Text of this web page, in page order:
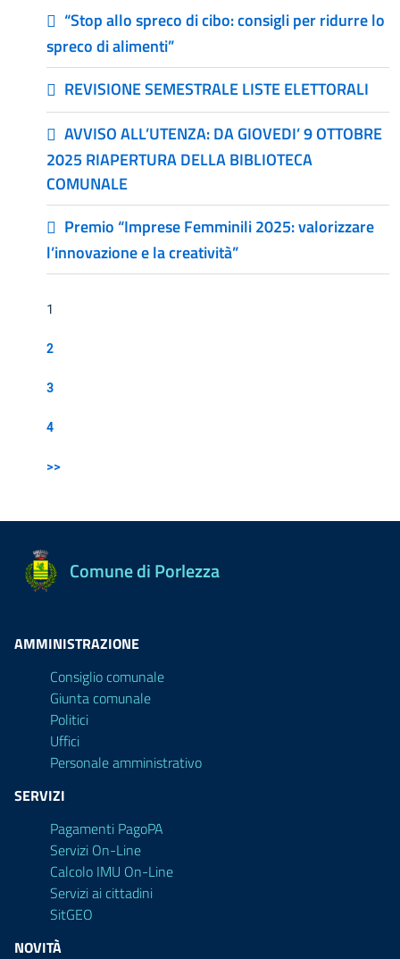
“Stop allo spreco di cibo: consigli per ridurre lo
spreco di alimenti”
REVISIONE SEMESTRALE LISTE ELETTORALI
AVVISO ALL’UTENZA: DA GIOVEDI’ 9 OTTOBRE
2025 RIAPERTURA DELLA BIBLIOTECA
COMUNALE
Premio “Imprese Femminili 2025: valorizzare
l’innovazione e la creatività”
1
2
3
4
>>
Comune di Porlezza
AMMINISTRAZIONE
Consiglio comunale
Giunta comunale
Politici
Uffici
Personale amministrativo
SERVIZI
Pagamenti PagoPA
Servizi On-Line
Calcolo IMU On-Line
Servizi ai cittadini
SitGEO
NOVITÀ